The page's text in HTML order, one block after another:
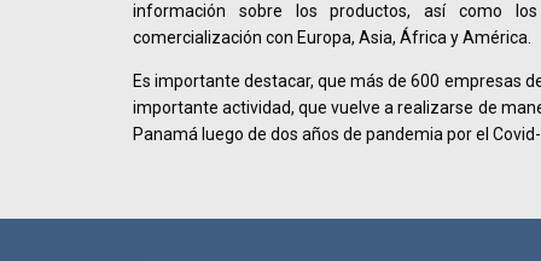
información sobre los productos, así como
comercialización con Europa, Asia, África y América.
Es importante destacar, que más de 600 empresas
importante actividad, que vuelve a realizarse de
Panamá luego de dos años de pandemia por el